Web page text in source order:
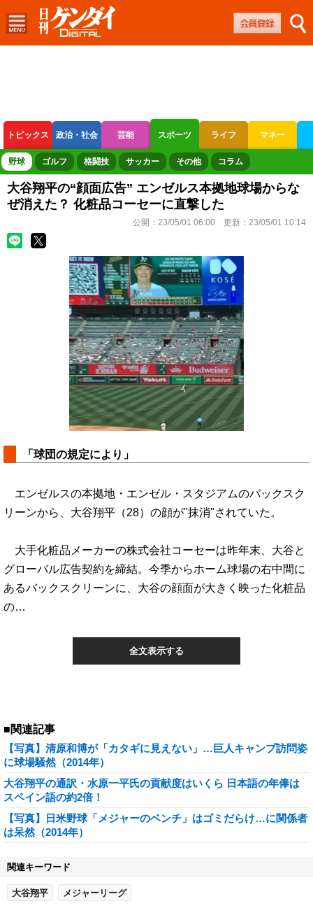
トピックス 政治・社会 芸能 スポーツ ライフ マネー
ボートレース 競輪 オートレース
野球 ゴルフ 格闘技 サッカー その他 コラム
大谷翔平の“顔面広告” エンゼルス本拠地球場からな
ぜ消えた？ 化粧品コーセーに直撃した
公開： 23/05/01 06:00 更新： 23/05/01 10:14
「球団の規定により」
エンゼルスの本拠地・エンゼル・スタジアムのバックスク
リーンから、大谷翔平（28）の顔が"抹消"されていた。
大手化粧品メーカーの株式会社コーセーは昨年末、大谷と
グローバル広告契約を締結。今季からホーム球場の右中間に
あるバックスクリーンに、大谷の顔面が大きく映った化粧品
の…
全文表示する
■関連記事
【写真】清原和博が「カタギに見えない」…巨人キャンプ訪問姿
に球場騒然（2014年）
大谷翔平の通訳・水原一平氏の貢献度はいくら 日本語の年俸は
スペイン語の約2倍！
【写真】日米野球「メジャーのベンチ」はゴミだらけ…に関係者
は呆然（2014年）
関連キーワード
大谷翔平 メジャーリーグ